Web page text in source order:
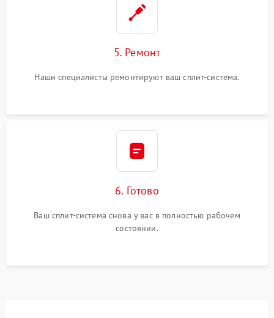
5. Ремонт
Наши специалисты ремонтируют ваш сплит-система.
6. Готово
Ваш сплит-система снова у вас в полностью рабочем
состоянии.